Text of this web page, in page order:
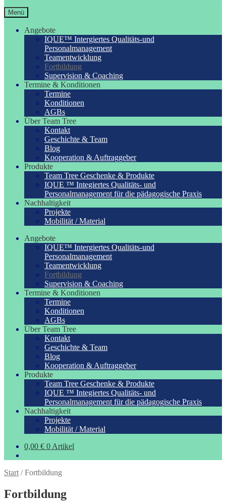
Menü
Angebote
IQUE™ Intergiertes Qualitäts-und
Personalmanagement
Teamentwicklung
Fortbildung
Supervision & Coaching
Termine & Konditionen
Termine
Konditionen
AGBs
Über Team Tree
Kontakt
Geschichte & Team
Blog
Kooperation & Auftraggeber
Produkte
Team Tree Geschenke & Produkte
IQUE ™ Integiertes Qualitäts- und
Personalmanagement für die pädagogische Praxis
Nachhaltigkeit
Projekte
Mobilität / Material
Angebote
IQUE™ Intergiertes Qualitäts-und
Personalmanagement
Teamentwicklung
Fortbildung
Supervision & Coaching
Termine & Konditionen
Termine
Konditionen
AGBs
Über Team Tree
Kontakt
Geschichte & Team
Blog
Kooperation & Auftraggeber
Produkte
Team Tree Geschenke & Produkte
IQUE ™ Integiertes Qualitäts- und
Personalmanagement für die pädagogische Praxis
Nachhaltigkeit
Projekte
Mobilität / Material
0,00 € 0 Artikel
Start /Fortbildung
Fortbildung